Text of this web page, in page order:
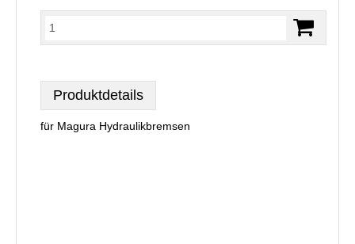
Produktdetails
für Magura Hydraulikbremsen